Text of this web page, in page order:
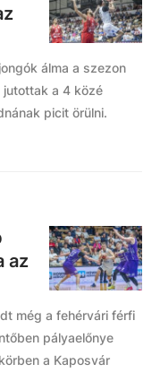
álma a szezon
jutottak a 4 közé
picit örülni.
az
még a fehérvári férfi
pályaelőnye
a Kaposvár